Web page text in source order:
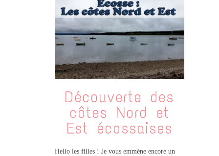
Découverte des
côtes Nord et
Est écossaises
Hello les filles ! Je vous emmène encore un